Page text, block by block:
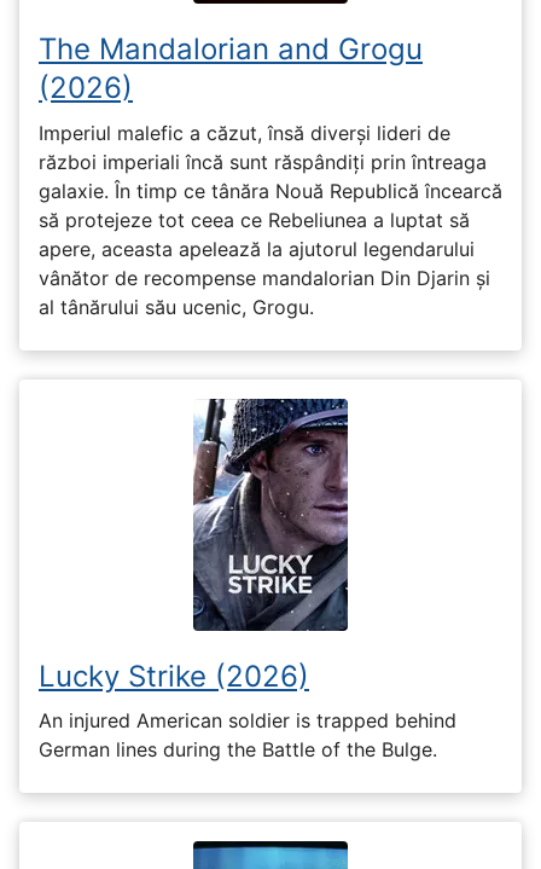
The Mandalorian and Grogu
(2026)
Imperiul malefic a căzut, însă diverși lideri de
război imperiali încă sunt răspândiți prin întreaga
galaxie. În timp ce tânăra Nouă Republică încearcă
să protejeze tot ceea ce Rebeliunea a luptat să
apere, aceasta apelează la ajutorul legendarului
vânător de recompense mandalorian Din Djarin și
al tânărului său ucenic, Grogu.
Lucky Strike (2026)
An injured American soldier is trapped behind
German lines during the Battle of the Bulge.